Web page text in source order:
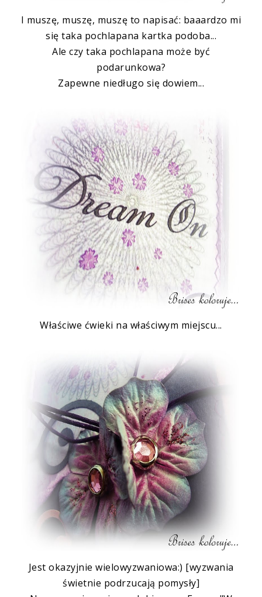
I muszę, muszę, muszę to napisać: baaardzo mi
się taka pochlapana kartka podoba...
Ale czy taka pochlapana może być
podarunkowa?
Zapewne niedługo się dowiem...
Właściwe ćwieki na właściwym miejscu...
Jest okazyjnie wielowyzwaniowa:) [wyzwania
świetnie podrzucają pomysły]